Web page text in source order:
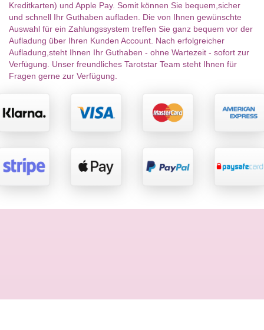
Kreditkarten) und Apple Pay. Somit können Sie bequem,sicher
und schnell Ihr Guthaben aufladen. Die von Ihnen gewünschte
Auswahl für ein Zahlungssystem treffen Sie ganz bequem vor der
Aufladung über Ihren Kunden Account. Nach erfolgreicher
Aufladung,steht Ihnen Ihr Guthaben - ohne Wartezeit - sofort zur
Verfügung. Unser freundliches Tarotstar Team steht Ihnen für
Fragen gerne zur Verfügung.